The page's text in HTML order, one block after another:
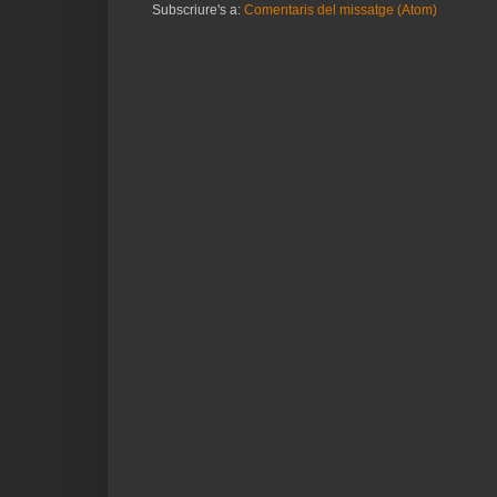
Subscriure's a: Comentaris del missatge (Atom)